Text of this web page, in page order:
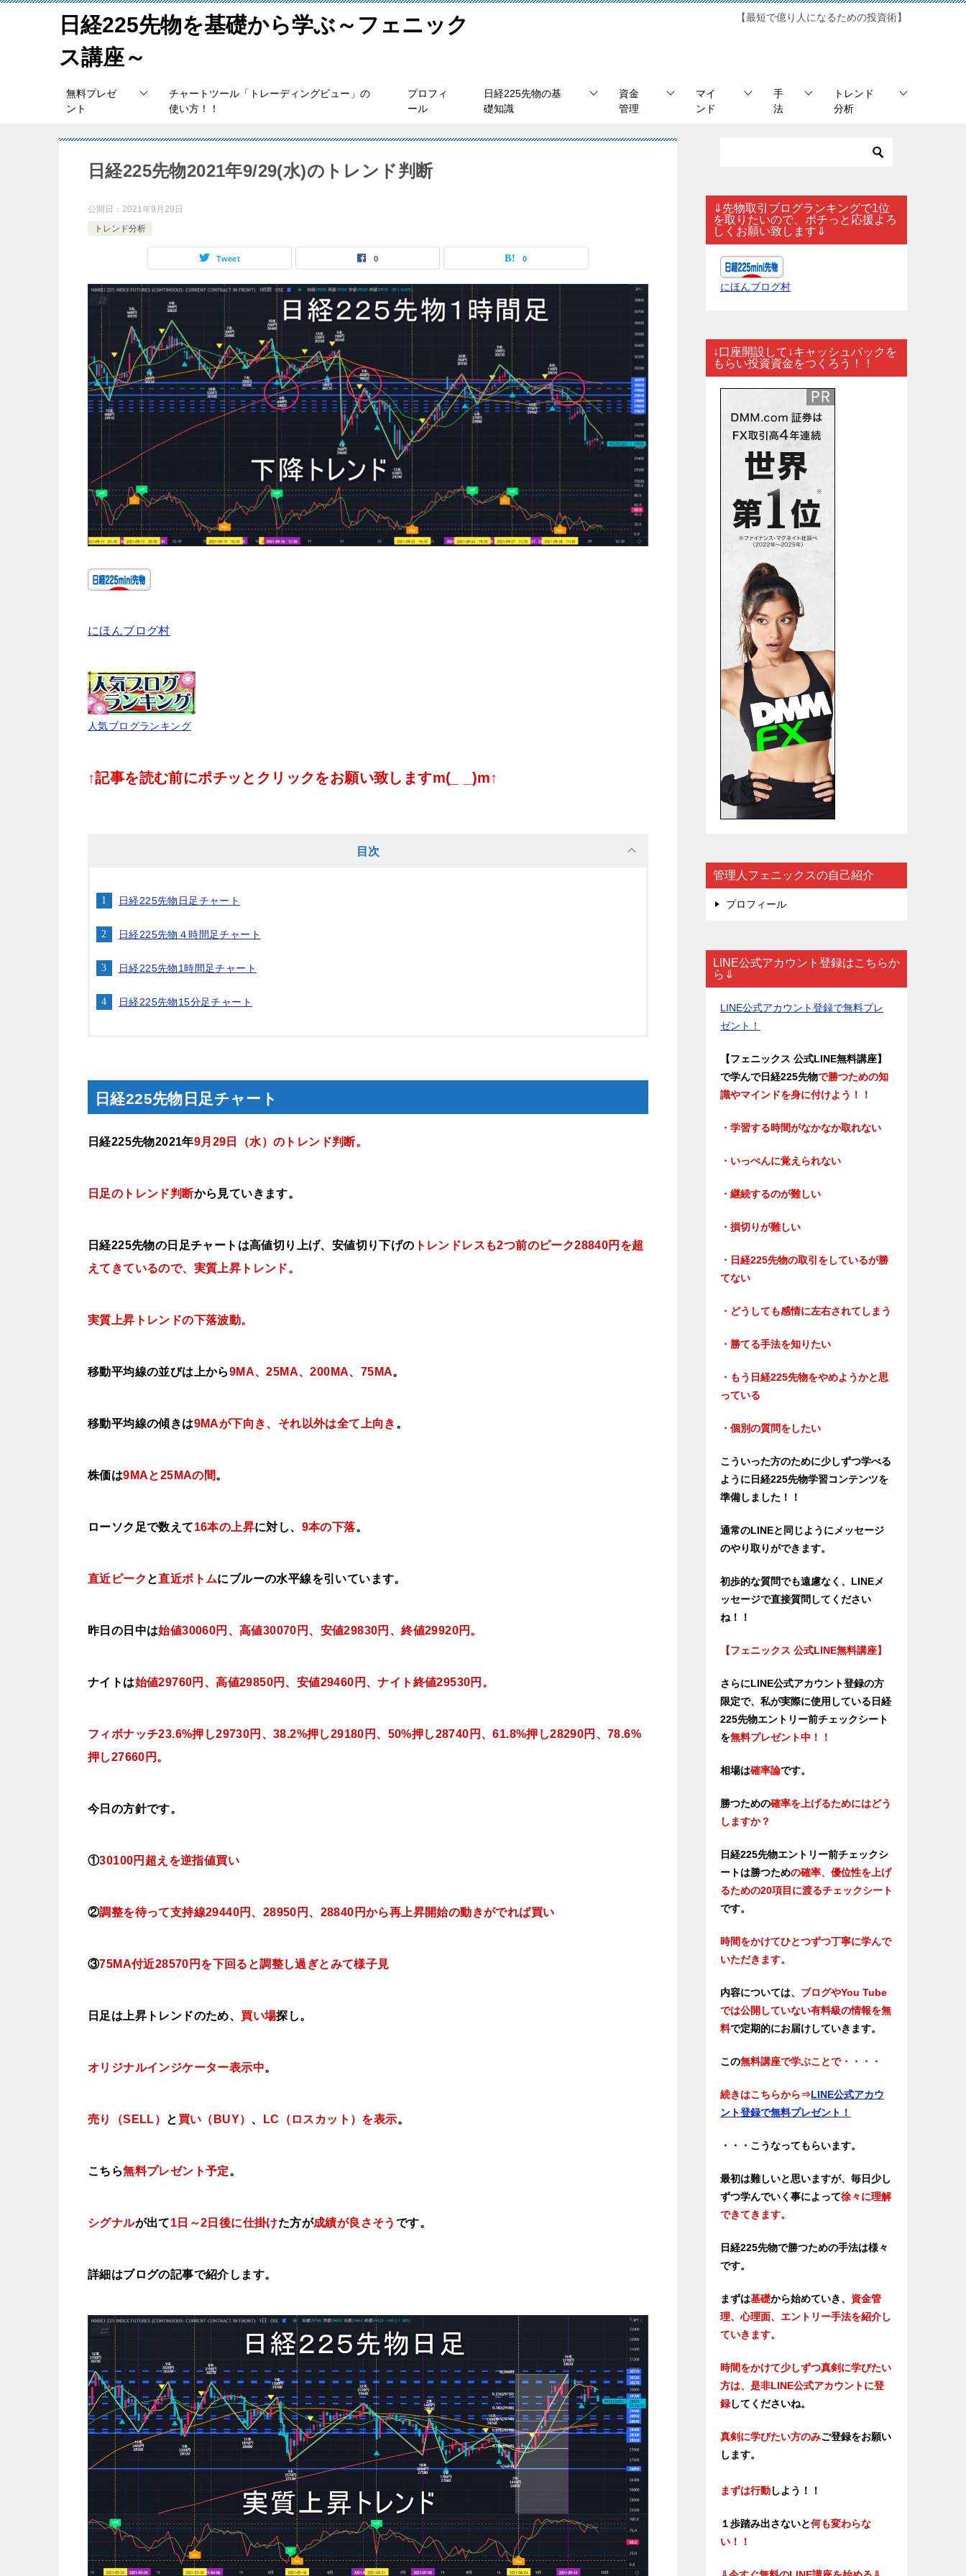
日経225先物を基礎から学ぶ～フェニック
ス講座～
【最短で億り人になるための投資術】
無料プレゼ
ント
チャートツール「トレーディングビュー」の
使い方！！
プロフィ
ール
日経225先物の基
礎知識
資金
管理
マイ
ンド
手
法
トレンド
分析
日経225先物2021年9/29(水)のトレンド判断
公開日： 2021年9月29日
トレンド分析
Tweet 0 0
にほんブログ村
人気ブログランキング
↑記事を読む前にポチッとクリックをお願い致しますm(_ _)m↑
目次
日経225先物日足チャート
日経225先物４時間足チャート
日経225先物1時間足チャート
日経225先物15分足チャート
日経225先物日足チャート
日経225先物2021年9月29日（水）のトレンド判断。
日足のトレンド判断から見ていきます。
日経225先物の日足チャートは高値切り上げ、安値切り下げの トレンドレスも2つ前のピーク28840円を超
えてきているので、実質上昇トレンド。
実質上昇トレンドの下落波動。
移動平均線の並びは上から9MA、25MA、200MA、75MA。
移動平均線の傾きは9MAが下向き、それ以外は全て上向き 。
株価は9MAと25MAの間。
ローソク足で数えて16本の上昇に対し、 9本の下落。
直近ピーク と直近ボトムにブルーの水平線を引いています。
昨日の日中は始値30060円、高値30070円、安値29830円、終値29920円 。
ナイトは始値29760円、高値29850円、 安値29460円、ナイト終値29530円。
フィボナッチ23.6%押し29730円、38.2%押し29180円、50%押し28740円、61.8%押し28290円、78.6%
押し27660円。
今日 の方針です。
①30100円超えを逆指値買い
②調整を待って支持線29440円、28950円、28840円から再上昇開始の動きがでれば買い
③75MA付近28570円を下回ると調整し過ぎとみて様子見
日足は上昇トレンドのため、 買い場探し。
オリジナルインジケーター表示中。
売り（SELL） と 買い（BUY） 、 LC（ロスカット）を表示。
こちら無料プレゼント予定。
シグナルが出て1日～2日後に仕掛けた方が成績が良さそう です。
詳細はブログの記事で紹介します。
⇓先物取引ブログランキングで1位
を取りたいので、ポチっと応援よろ
しくお願い致します⇓
にほんブログ村
↓口座開設して↓キャッシュバックを
もらい投資資金をつくろう！！
管理人フェニックスの自己紹介
プロフィール
LINE公式アカウント登録はこちらか
ら⇓
LINE公式アカウント登録で無料プレ
ゼント！
【フェニックス 公式LINE無料講座】
で学んで日経225先物で勝つための知
識やマインドを身に付けよう！！
・学習する時間がなかなか取れない
・いっぺんに覚えられない
・継続するのが難しい
・損切りが難しい
・日経225先物の取引をしているが勝
てない
・どうしても感情に左右されてしまう
・勝てる手法を知りたい
・もう日経225先物をやめようかと思
っている
・個別の質問をしたい
こういった方のために少しずつ学べる
ように日経225先物学習コンテンツを
準備しました！！
通常のLINEと同じようにメッセージ
のやり取りができます。
初歩的な質問でも遠慮なく、LINEメ
ッセージで直接質問してください
ね！！
【フェニックス 公式LINE無料講座】
さらにLINE公式アカウント登録の方
限定で、私が実際に使用している日経
225先物エントリー前チェックシート
を無料プレゼント中！！
相場は確率論です。
勝つための確率を上げるためにはどう
しますか？
日経225先物エントリー前チェックシ
ートは勝つための確率、優位性を上げ
るための20項目に渡るチェックシート
です。
時間をかけてひとつずつ丁寧に学んで
いただきます。
内容については、 ブログやYou Tube
では公開していない有料級の情報を無
料で定期的にお届けしていきます。
この無料講座で学ぶことで・・・・
続きはこちらから⇒LINE公式アカウ
ント登録で無料プレゼント！
・・・こうなってもらいます。
最初は難しいと思いますが、毎日少し
ずつ学んでいく事によって徐々に理解
できてきます。
日経225先物で勝つための手法は様々
です。
まずは基礎から始めていき、 資金管
理、心理面、エントリー手法を紹介し
ていきます。
時間をかけて少しずつ真剣に学びたい
方は、是非LINE公式アカウントに登
録してくださいね。
真剣に学びたい方のみご登録をお願い
します。
まずは行動しよう！！
１歩踏み出さないと何も変わらな
い！！